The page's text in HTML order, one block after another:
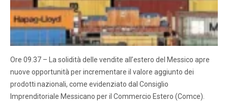
Ore 09.37 – La solidità delle vendite all’estero del Messico apre
nuove opportunità per incrementare il valore aggiunto dei
prodotti nazionali, come evidenziato dal Consiglio
Imprenditoriale Messicano per il Commercio Estero (Comce).